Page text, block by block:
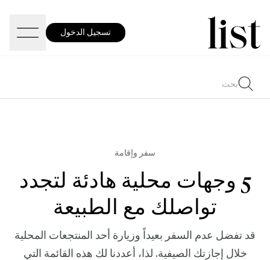
تسجيل الدخول
سفر وإقامة
5 وجهات محلية هادئة لتجدد
تواصلك مع الطبيعة
قد تفضل عدم السفر بعيداً وزيارة أحد المنتجعات المحلية
خلال إجازتك الصيفية. لذا، أعددنا لك هذه القائمة التي